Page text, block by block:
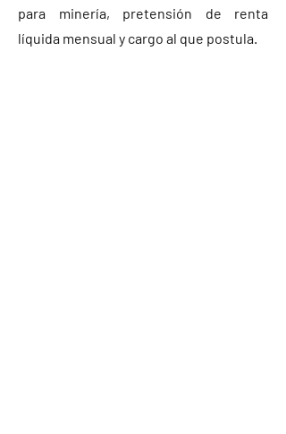
para minería, pretensión de renta
líquida mensual y cargo al que postula.